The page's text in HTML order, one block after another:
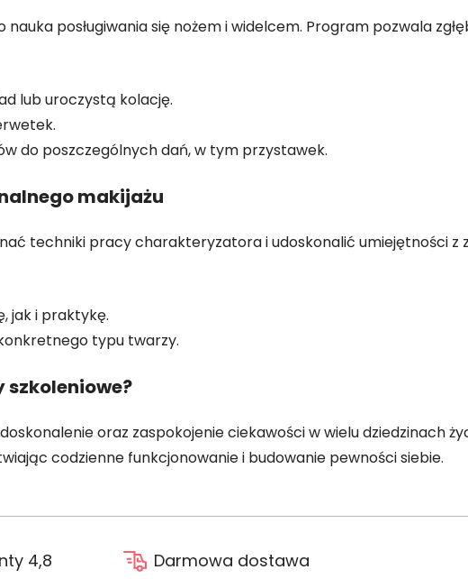
posługiwania się nożem i widelcem. Program pozwala
lub uroczystą kolację.
do poszczególnych dań, w tym przystawek.
makijażu
techniki pracy charakteryzatora i udoskonalić umiejętności z
jak i praktykę.
typu twarzy.
oraz zaspokojenie ciekawości w wielu dziedzinach
codzienne funkcjonowanie i budowanie pewności siebie.
4,8
Darmowa dostawa